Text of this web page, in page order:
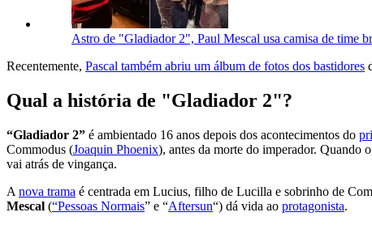
Astro de "Gladiador 2", Paul Mescal usa camisa de time
Recentemente, Pascal também abriu um álbum de fotos dos bastidores
Qual a história de "Gladiador 2"?
“Gladiador 2” é ambientado 16 anos depois dos acontecimentos do
Commodus (Joaquin Phoenix), antes da morte do imperador. Quando
vai atrás de vingança.
A nova trama é centrada em Lucius, filho de Lucilla e sobrinho de
Mescal (“Pessoas Normais” e “Aftersun“) dá vida ao protagonista.